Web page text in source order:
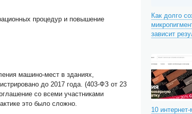
процедур и повышение
машино-мест в зданиях,
до 2017 года. (403-ФЗ от 23
со всеми участниками
это было сложно.
Как долго
зависит
10